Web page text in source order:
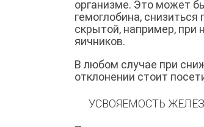
организме. Это может
гемоглобина,
скрытой, например, при
яичников.
В любом случае при
отклонении стоит
УСВОЯЕМОСТЬ